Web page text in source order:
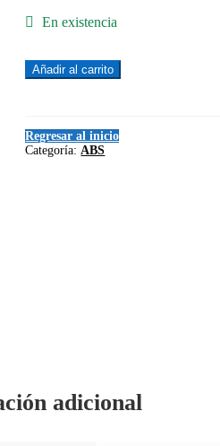
En existencia
Bomba
de
ABS
07-
Añadir al carrito
Regresar al inicio
Categoría:ABS
adicional